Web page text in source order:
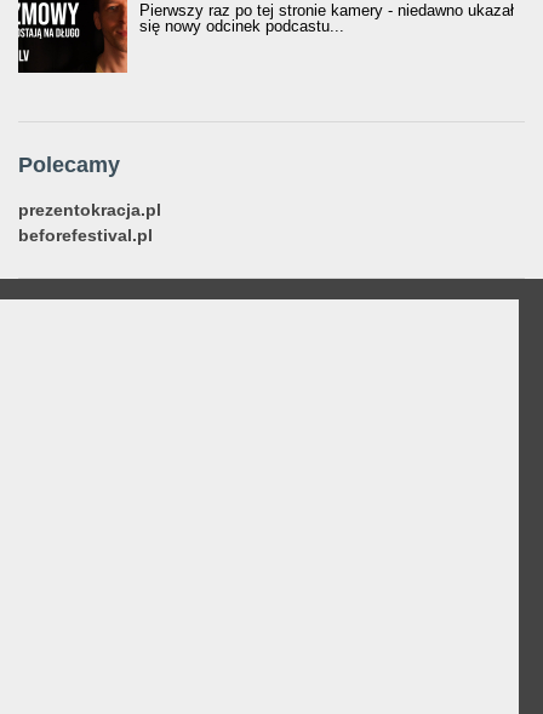
Pierwszy raz po tej stronie kamery - niedawno ukazał
się nowy odcinek podcastu...
Polecamy
prezentokracja.pl
beforefestival.pl